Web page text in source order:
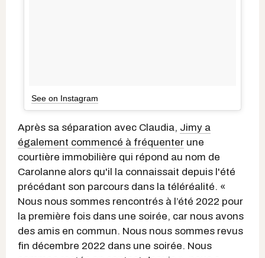
See on Instagram
Après sa séparation avec Claudia, Jimy a
également commencé à fréquenter une
courtière immobilière qui répond au nom de
Carolanne alors qu'il la connaissait depuis l'été
précédant son parcours dans la téléréalité. «
Nous nous sommes rencontrés à l’été 2022 pour
la première fois dans une soirée, car nous avons
des amis en commun. Nous nous sommes revus
fin décembre 2022 dans une soirée. Nous